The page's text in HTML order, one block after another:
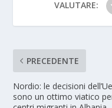
VALUTARE:
PRECEDENTE
Nordio: le decisioni dell’Ue
sono un ottimo viatico